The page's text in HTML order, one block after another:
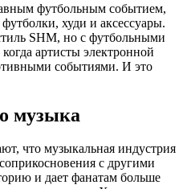
футбольным событием,
худи и аксессуары.
SHM, но с футбольными
артисты электронной
событиями. И это
музыка
что музыкальная индустрия
с другими
и дает фанатам больше